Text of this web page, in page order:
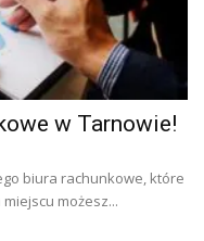
w Tarnowie!
biura rachunkowe, które
możesz...